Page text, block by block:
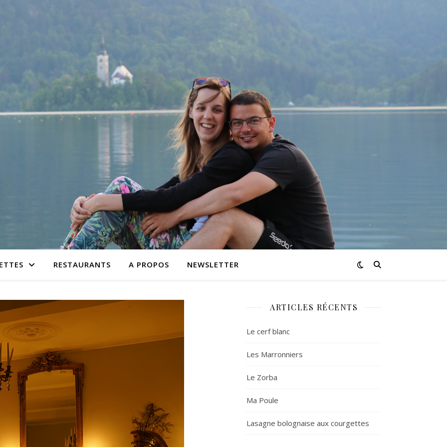
RESTAURANTS A PROPOS NEWSLETTER
ARTICLES RÉCENTS
Le cerf blanc
Les Marronniers
Le Zorba
Ma Poule
Lasagne bolognaise aux courgettes